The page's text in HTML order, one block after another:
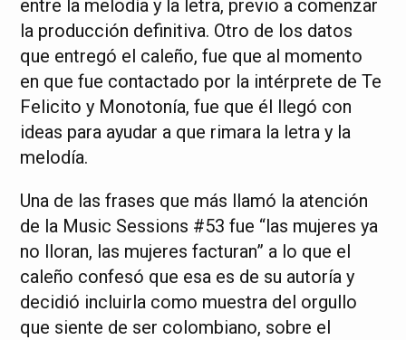
entre la melodía y la letra, previo a comenzar
la producción definitiva. Otro de los datos
que entregó el caleño, fue que al momento
en que fue contactado por la intérprete de Te
Felicito y Monotonía, fue que él llegó con
ideas para ayudar a que rimara la letra y la
melodía.
Una de las frases que más llamó la atención
de la Music Sessions #53 fue “las mujeres ya
no lloran, las mujeres facturan” a lo que el
caleño confesó que esa es de su autoría y
decidió incluirla como muestra del orgullo
que siente de ser colombiano, sobre el